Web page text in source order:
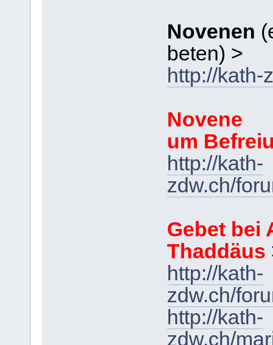
Novenen
beten) >
http://kath-
Novene
um
http://kath-
zdw.ch/
Gebet bei
Thaddäus
http://kath-
zdw.ch/
http://kath-
zdw.ch/